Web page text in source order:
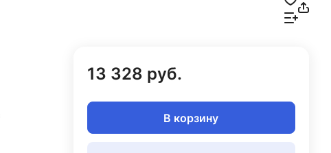
13 328 руб.
В корзину